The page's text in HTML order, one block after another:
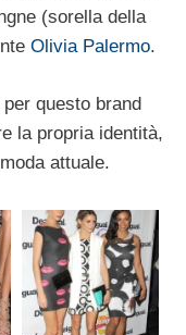
(sorella della
Olivia Palermo.
questo brand
la propria identità,
attuale.